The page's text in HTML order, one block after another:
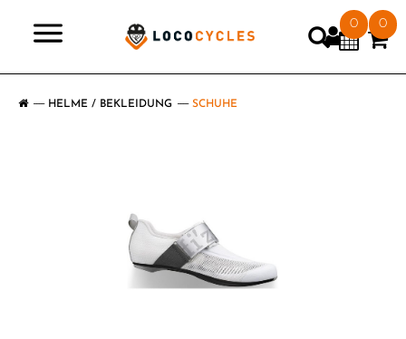
0 0
HELME / BEKLEIDUNG SCHUHE